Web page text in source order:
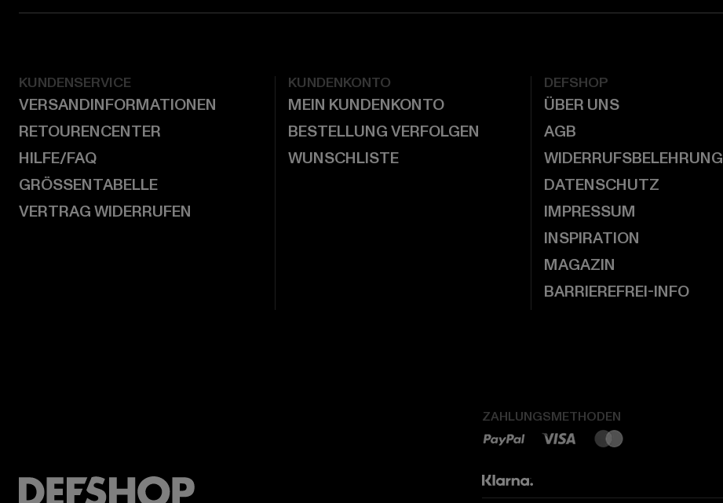
KUNDENSERVICE
VERSANDINFORMATIONEN
RETOURENCENTER
HILFE/FAQ
GRÖSSENTABELLE
VERTRAG WIDERRUFEN
KUNDENKONTO
MEIN KUNDENKONTO
BESTELLUNG VERFOLGEN
WUNSCHLISTE
DEFSHOP
ÜBER UNS
AGB
WIDERRUFSBELEHRUNG
DATENSCHUTZ
IMPRESSUM
INSPIRATION
MAGAZIN
BARRIEREFREI-INFO
ZAHLUNGSMETHODEN